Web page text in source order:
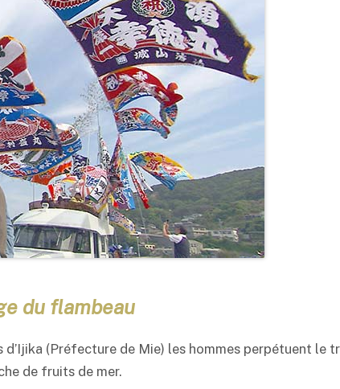
du flambeau
(Préfecture de Mie) les hommes perpétuent le
de fruits de mer.